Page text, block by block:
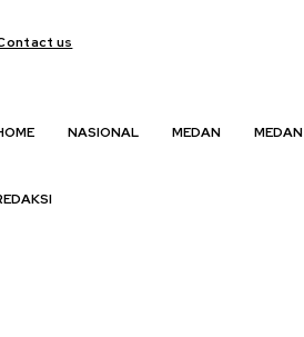
us
NASIONAL MEDAN